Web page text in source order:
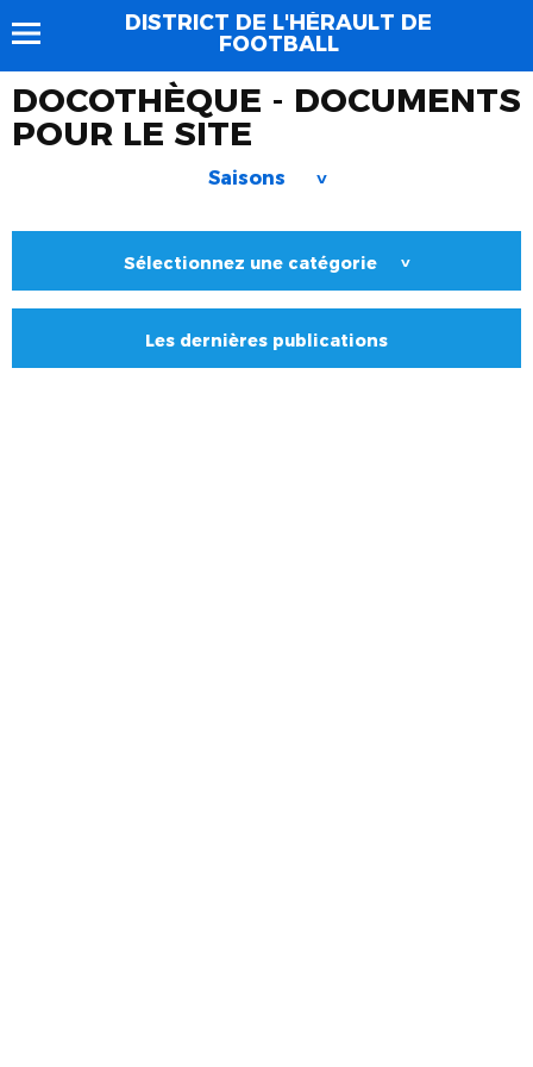
DISTRICT DE L'HÉRAULT DE
FOOTBALL
DOCOTHÈQUE - DOCUMENTS
POUR LE SITE
Saisons >
Sélectionnez une catégorie >
Les dernières publications